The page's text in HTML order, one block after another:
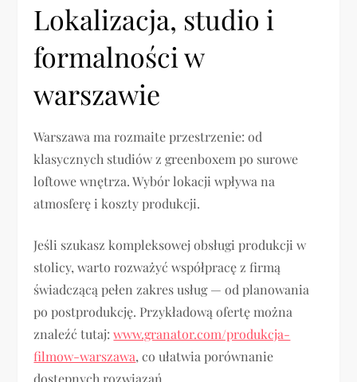
Lokalizacja, studio i
formalności w
warszawie
Warszawa ma rozmaite przestrzenie: od
klasycznych studiów z greenboxem po surowe
loftowe wnętrza. Wybór lokacji wpływa na
atmosferę i koszty produkcji.
Jeśli szukasz kompleksowej obsługi produkcji w
stolicy, warto rozważyć współpracę z firmą
świadczącą pełen zakres usług — od planowania
po postprodukcję. Przykładową ofertę można
znaleźć tutaj:www.granator.com/produkcja-
filmow-warszawa, co ułatwia porównanie
dostępnych rozwiązań.